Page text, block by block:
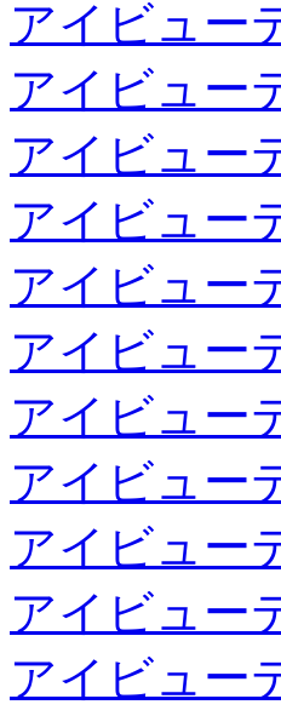
アイビュー
アイビュー
アイビュー
アイビュー
アイビュー
アイビュー
アイビュー
アイビュー
アイビュー
アイビュー
アイビュー